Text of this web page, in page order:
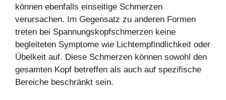
können ebenfalls einseitige Schmerzen
verursachen. Im Gegensatz zu anderen Formen
treten bei Spannungskopfschmerzen keine
begleiteten Symptome wie Lichtempfindlichkeit oder
Übelkeit auf. Diese Schmerzen können sowohl den
gesamten Kopf betreffen als auch auf spezifische
Bereiche beschränkt sein.